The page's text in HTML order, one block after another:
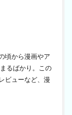
頃から漫画やア
るばかり。この
ビューなど、漫